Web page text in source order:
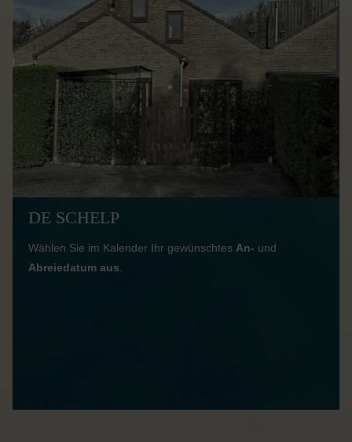
DE SCHELP
Wählen Sie im Kalender Ihr gewünschtes An- und
Abreiedatum aus.